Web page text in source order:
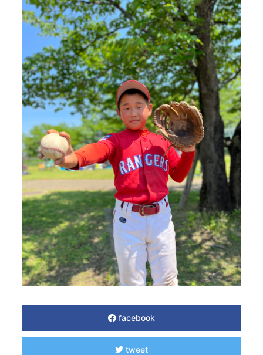
facebook
tweet